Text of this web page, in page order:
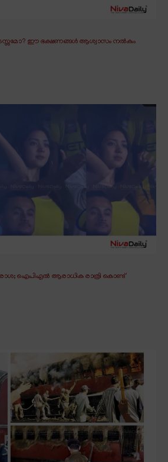
ഈ ഭക്ഷണങ്ങൾ ആശ്വാസം നൽകും
ഐപിഎൽ ആരാധിക രാത്രി കൊണ്ട്